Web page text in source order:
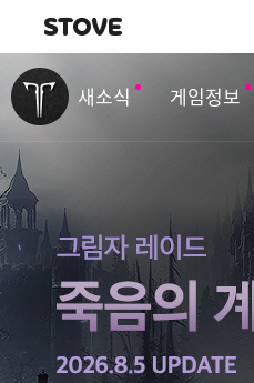
내비게이션
새소식 게임정보
벤
트
&
업
데
이
트